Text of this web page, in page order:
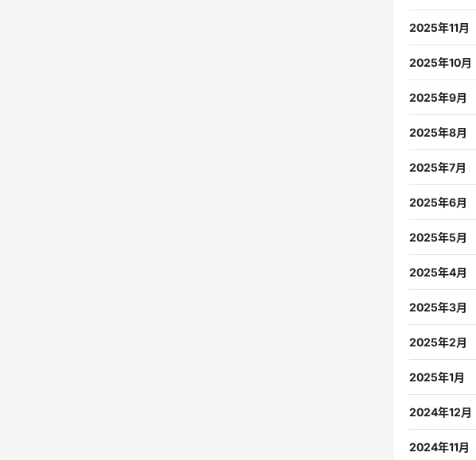
2025年11月
2025年10月
2025年9月
2025年8月
2025年7月
2025年6月
2025年5月
2025年4月
2025年3月
2025年2月
2025年1月
2024年12月
2024年11月